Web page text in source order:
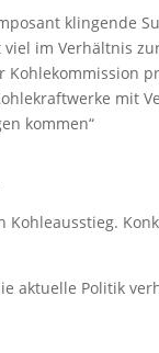
klingende
im Verhältnis
Kohlekommission
mit
kommen“
aktuelle Politik